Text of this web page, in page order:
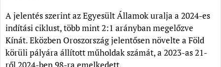
A jelentés szerint az Egyesült Államok uralja a 2024-es
indítási ciklust, több mint 2:1 arányban megelőzve
Kínát. Eközben Oroszország jelentősen növelte a Föld
körüli pályára állított műholdak számát, a 2023-as 21-